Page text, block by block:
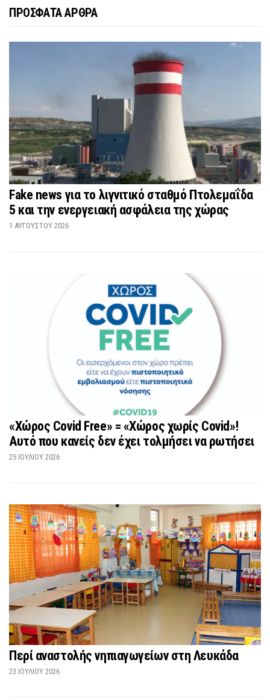
ΠΡΟΣΦΑΤΑ ΑΡΘΡΑ
Fake news για το λιγνιτικό σταθμό Πτολεμαΐδα
5 και την ενεργειακή ασφάλεια της χώρας
1 ΑΥΓΟΎΣΤΟΥ 2026
«Χώρος Covid Free» = «Χώρος χωρίς Covid»!
Αυτό που κανείς δεν έχει τολμήσει να ρωτήσει
25 ΙΟΥΛΊΟΥ 2026
Περί αναστολής νηπιαγωγείων στη Λευκάδα
23 ΙΟΥΛΊΟΥ 2026